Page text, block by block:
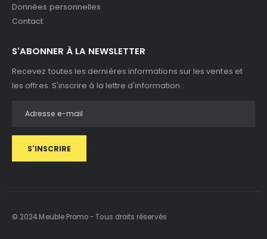
Données personnelles
Contact
S'ABONNER À LA NEWSLETTER
Recevez toutes les dernières informations sur les ventes et
les offres. S'inscrire à la lettre d'information :
S'INSCRIRE
© 2024 Meuble Promo - Tous droits réservés